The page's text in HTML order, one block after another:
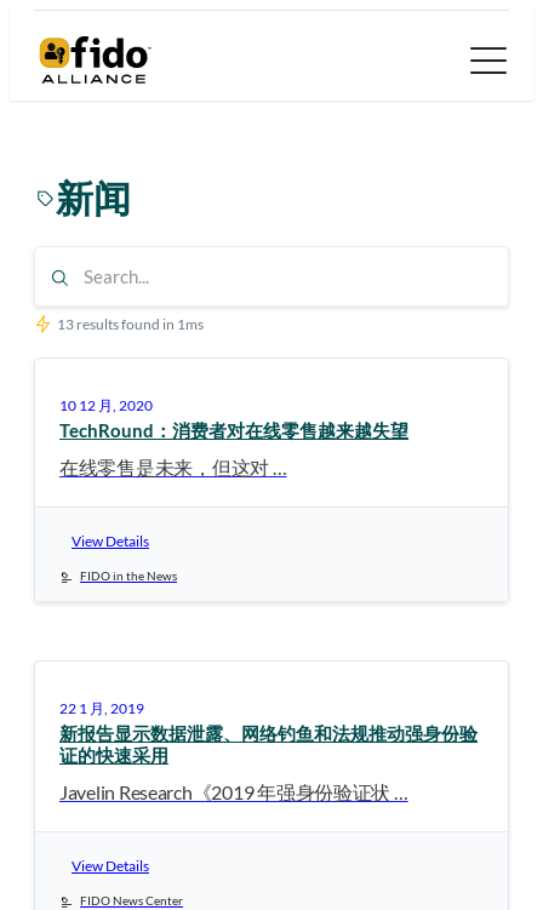
新闻
13 results found in 1ms
10 12 月, 2020
TechRound：消费者对在线零售越来越失望
在线零售是未来，但这对 …
View Details
FIDO in the News
22 1 月, 2019
新报告显示数据泄露、网络钓鱼和法规推动强身份验
证的快速采用
Javelin Research《2019 年强身份验证状 …
View Details
FIDO News Center